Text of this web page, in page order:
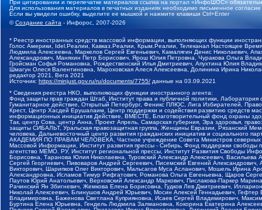
При цитировании и перепечатке материалов ссылка на портал «ИнфоШОС»
Для использования материалов в печатных изданиях необходимо письменное
Если вы увидели ошибку, выделите ее мышкой и нажмите клавиши Ctrl+Enter
©Создание сайта - Инфорос, 2007-2026
* Реестр иностранных средств массовой информации, выполняющих функции
Голос Америки, Idel.Реалии, Кавказ.Реалии, Крым.Реалии, Телеканал Настоящее
Людмила Алексеевна, Маркелов Сергей Евгеньевич, Камалягин Денис Николаевич,
Александрович, Маняхин Петр Борисович, Ярош Юлия Петровна, Чуракова Ольга
Гройсман Софья Романовна, Рождественский Илья Дмитриевич, Апухтина Юлия
Шмагун Олеся Валентиновна, Мароховская Алеся Алексеевна, Долинина Ирина
редактор 2021, Вега 2021
Источник: https://minjust.gov.ru/ru/documents/7755/ данные на 03.09.2021
* Сведения реестра НКО, выполняющих функции иностранного агента:
Фонд защиты прав граждан Штаб, Институт права и публичной политики,
Гуманитарное действие, Открытый Петербург, Феникс ПЛЮС, Лига Избирателей,
Крест, Центр Хасдей Ерушалаим, Центр поддержки и содействия развитию средств
информационных инициатив Действие, ВМЕСТЕ, Благотворительный фонд охраны
Так, центр Сова, центр Анна, Проект Апрель, Самарская губерния, Эра здоровья,
защиты СИБАЛЬТ, Уральская правозащитная группа, Женщины Евразии, Рязанский
человека, Дальневосточный центр развития гражданских инициатив и социального
АКАДЕМИЯ ПО ПРАВАМ ЧЕЛОВЕКА, Частное учреждение Совета Министров северных
Массовой Информации, Институт развития прессы - Сибирь, Фонд поддержки
агентство МЕМО. РУ, Институт региональной прессы, Институт Развития Свободы
Борисовна, Таранова Юлия Николаевна, Туровский Александр Алексеевич,
Сергей Георгиевич, Пивоваров Андрей Сергеевич, Писемский Евгений
Викторович, Шарипков Олег Викторович, Мальсагов Муса Асланович, Мошель Ирина
Александровна, Исламов Тимур Рифгатович, Романова Ольга Евгеньевна, Щаров
Паутов Юрий Анатольевич, Верховский Александр Маркович, Пислакова-Паркер
Рачинский Ян Збигневич, Жемкова Елена Борисовна, Гудков Лев Дмитриевич,
Николай Алексеевич, Блинушов Андрей Юрьевич, Мосин Алексей Геннадьевич,
Владимировна, Баженова Светлана Куприяновна, Исаев Сергей Владимирович,
Буртина Елена Юрьевна, Гендель Людмила Залмановна, Кокорина Екатерина